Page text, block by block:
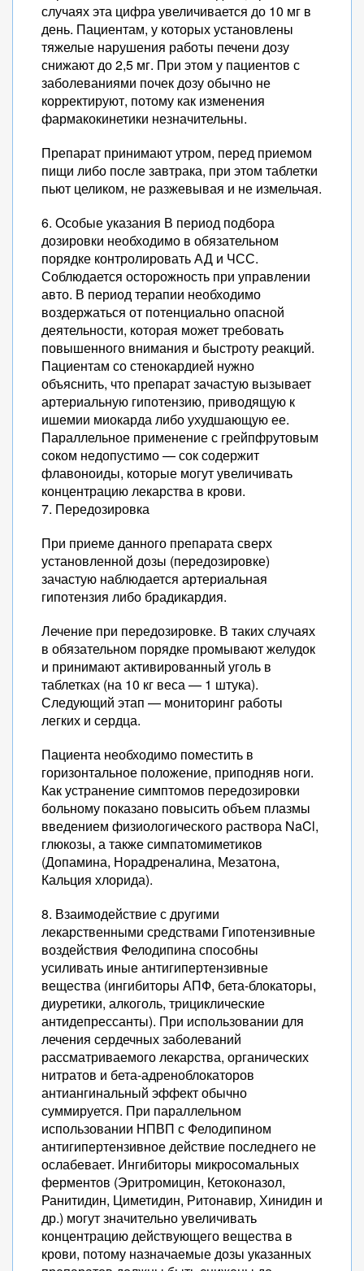
случаях эта цифра увеличивается до 10 мг в
день. Пациентам, у которых установлены
тяжелые нарушения работы печени дозу
снижают до 2,5 мг. При этом у пациентов с
заболеваниями почек дозу обычно не
корректируют, потому как изменения
фармакокинетики незначительны.
Препарат принимают утром, перед приемом
пищи либо после завтрака, при этом таблетки
пьют целиком, не разжевывая и не измельчая.
6. Особые указания В период подбора
дозировки необходимо в обязательном
порядке контролировать АД и ЧСС.
Соблюдается осторожность при управлении
авто. В период терапии необходимо
воздержаться от потенциально опасной
деятельности, которая может требовать
повышенного внимания и быстроту реакций.
Пациентам со стенокардией нужно
объяснить, что препарат зачастую вызывает
артериальную гипотензию, приводящую к
ишемии миокарда либо ухудшающую ее.
Параллельное применение с грейпфрутовым
соком недопустимо — сок содержит
флавоноиды, которые могут увеличивать
концентрацию лекарства в крови.
7. Передозировка
При приеме данного препарата сверх
установленной дозы (передозировке)
зачастую наблюдается артериальная
гипотензия либо брадикардия.
Лечение при передозировке. В таких случаях
в обязательном порядке промывают желудок
и принимают активированный уголь в
таблетках (на 10 кг веса — 1 штука).
Следующий этап — мониторинг работы
легких и сердца.
Пациента необходимо поместить в
горизонтальное положение, приподняв ноги.
Как устранение симптомов передозировки
больному показано повысить объем плазмы
введением физиологического раствора NaCl,
глюкозы, а также симпатомиметиков
(Допамина, Норадреналина, Мезатона,
Кальция хлорида).
8. Взаимодействие с другими
лекарственными средствами Гипотензивные
воздействия Фелодипина способны
усиливать иные антигипертензивные
вещества (ингибиторы АПФ, бета-блокаторы,
диуретики, алкоголь, трициклические
антидепрессанты). При использовании для
лечения сердечных заболеваний
рассматриваемого лекарства, органических
нитратов и бета-адреноблокаторов
антиангинальный эффект обычно
суммируется. При параллельном
использовании НПВП с Фелодипином
антигипертензивное действие последнего не
ослабевает. Ингибиторы микросомальных
ферментов (Эритромицин, Кетоконазол,
Ранитидин, Циметидин, Ритонавир, Хинидин и
др.) могут значительно увеличивать
концентрацию действующего вещества в
крови, потому назначаемые дозы указанных